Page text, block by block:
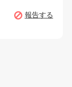
報告する